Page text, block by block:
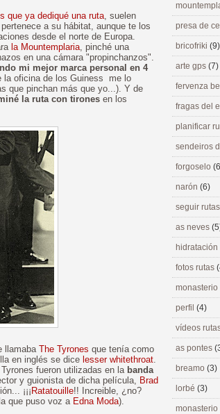
que ya dediqué una ruta, suelen
a su hábitat, aunque te los
desde el norte de Europa.
la Mountemplaria, pinché una
en una cámara "propinchanzos".
mi mejor marca personal en 4
la oficina de los Guiness me lo
que pinchan más que yo...). Y de
la ruta con tirones en los
llamaba The Tyrones que tenía como
en inglés se dice lesser whitethroat.
fueron utilizadas en la banda
y guionista de dicha película, Brad
¡¡¡ Ratatouille!! Increible, ¿no?
que puso voz a Edna Moda).
presa de
bricofriki (9)
arte gps (7)
fervenza
fragas del
planificar
sendeiros
forgoselo
narón (6)
seguir
as neves
hidratación
fotos rutas
perfil (4)
vídeos
as pontes
breamo (3)
lorbé (3)